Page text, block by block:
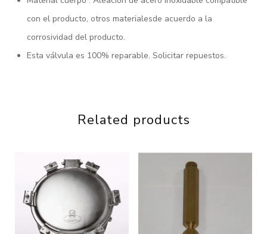
con el producto, otros materialesde acuerdo a la
corrosividad del producto.
Esta válvula es 100% reparable. Solicitar repuestos.
Related products